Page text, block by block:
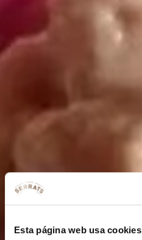
Esta página web usa cookies